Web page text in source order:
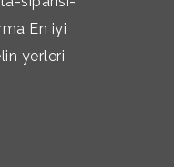
En iyi
yerleri